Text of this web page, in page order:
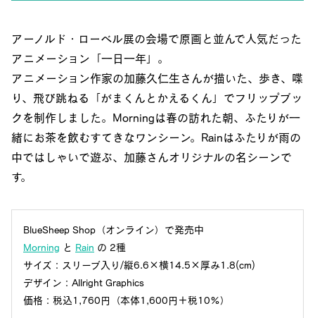
アーノルド・ローベル展の会場で原画と並んで人気だった
アニメーション「一日一年」。
アニメーション作家の加藤久仁生さんが描いた、歩き、喋
り、飛び跳ねる「がまくんとかえるくん」でフリップブッ
クを制作しました。Morningは春の訪れた朝、ふたりが一
緒にお茶を飲むすてきなワンシーン。Rainはふたりが雨の
中ではしゃいで遊ぶ、加藤さんオリジナルの名シーンで
す。
BlueSheep Shop（オンライン）で発売中
Morning と Rain の 2種
サイズ：スリーブ入り/縦6.6×横14.5×厚み1.8(cm)
デザイン：Allright Graphics
価格：税込1,760円（本体1,600円＋税10%）